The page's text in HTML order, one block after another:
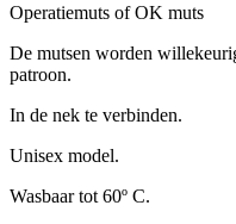
Operatiemuts of OK muts
De mutsen worden
patroon.
In de nek te verbinden.
Unisex model.
Wasbaar tot 60º C.